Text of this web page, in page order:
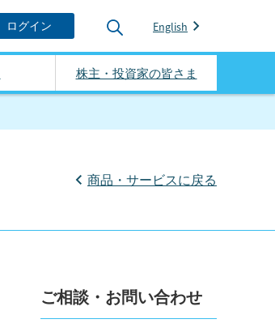
English
株主・投資家の皆さま
商品・サービスに戻る
ご相談・お問い合わせ